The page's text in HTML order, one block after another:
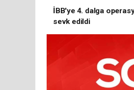
İBB'ye 4. dalga
sevk edildi